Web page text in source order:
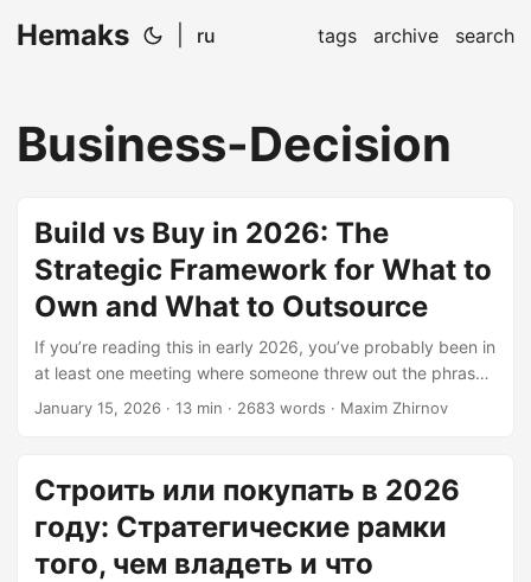
Hemaks ru tags archive search
Business-Decision
Build vs Buy in 2026: The
Strategic Framework for What to
Own and What to Outsource
If you’re reading this in early 2026, you’ve probably been in
at least one meeting where someone threw out the phrase
“should we build it or buy it?” and watched the room split
the pragmatists who just want something that works by
next quarter. I’ve watched this play out enough times to
know there’s rarely a clear winner—only better-informed
decisions....
January 15, 2026 · 13 min · 2683 words · Maxim Zhirnov
Строить или покупать в 2026
году: Стратегические рамки
того, чем владеть и что